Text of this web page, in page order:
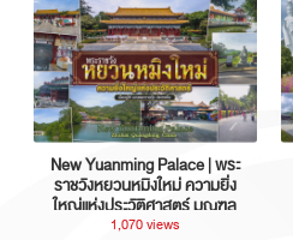
New Yuanming Palace | พระ
ราชวังหยวนหมิงใหม่ ความยิ่ง
ใหญ่แห่งประวัติศาสตร์ มณฑล
กวางตุ้ง ประเทศจีน
1,070 views